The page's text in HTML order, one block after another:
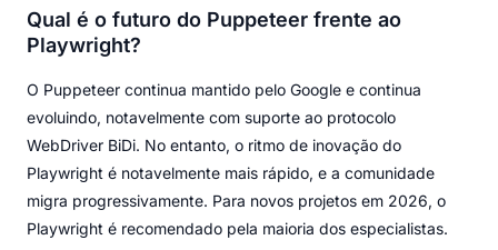
Qual é o futuro do Puppeteer frente ao
Playwright?
O Puppeteer continua mantido pelo Google e continua
evoluindo, notavelmente com suporte ao protocolo
WebDriver BiDi. No entanto, o ritmo de inovação do
Playwright é notavelmente mais rápido, e a comunidade
migra progressivamente. Para novos projetos em 2026, o
Playwright é recomendado pela maioria dos especialistas.